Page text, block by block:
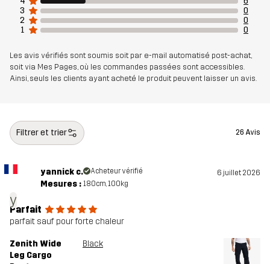
3
0
2
0
1
0
Les avis vérifiés sont soumis soit par e-mail automatisé post-achat,
soit via Mes Pages, où les commandes passées sont accessibles.
Ainsi, seuls les clients ayant acheté le produit peuvent laisser un avis.
Filtrer et trier 26 Avis
y
yannick c. Acheteur vérifié 6 juillet 2026
Mesures : 180cm, 100kg
Parfait
parfait sauf pour forte chaleur
Zenith Wide
Leg Cargo
Black